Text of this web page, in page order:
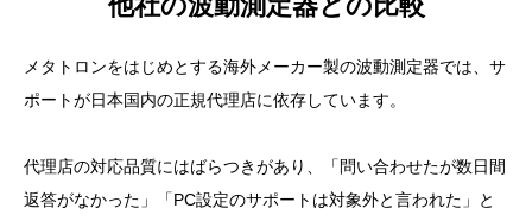
メタトロンをはじめとする海外メーカー製の波動測定器では、サ
ポートが日本国内の正規代理店に依存しています。
代理店の対応品質にはばらつきがあり、「問い合わせたが数日間
返答がなかった」「PC設定のサポートは対象外と言われた」と